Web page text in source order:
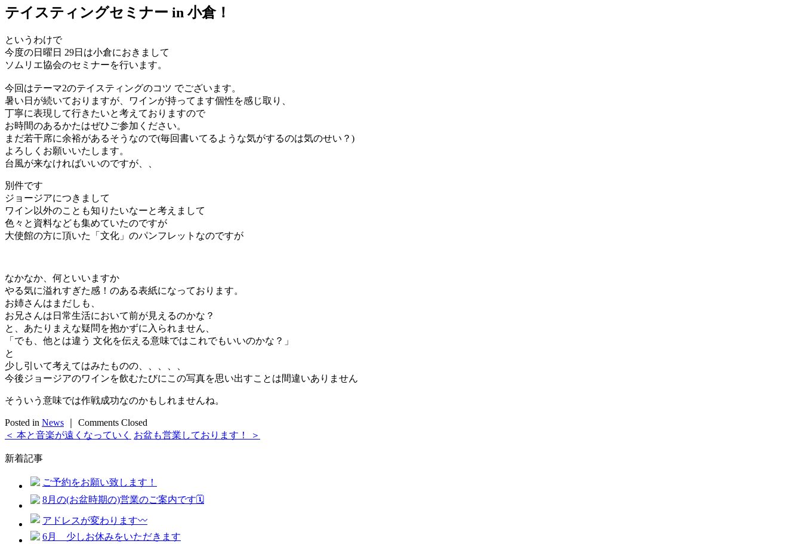
テイスティングセミナー in 小倉！
というわけで
今度の日曜日 29日は小倉におきまして
ソムリエ協会のセミナーを行います。
今回はテーマ2のテイスティングのコツ でございます。
暑い日が続いておりますが、ワインが持ってます個性を感じ取り、
丁寧に表現して行きたいと考えておりますので
お時間のあるかたはぜひご参加ください。
まだ若干席に余裕があるそうなので(毎回書いてるような気がするのは気のせい？)
よろしくお願いいたします。
台風が来なければいいのですが、、
別件です
ジョージアにつきまして
ワイン以外のことも知りたいなーと考えまして
色々と資料なども集めていたのですが
大使館の方に頂いた「文化」のパンフレットなのですが
なかなか、何といいますか
やる気に溢れすぎた感！のある表紙になっております。
お姉さんはまだしも、
お兄さんは日常生活において前が見えるのかな？
と、あたりまえな疑問を抱かずに入られません、
「でも、他とは違う 文化を伝える意味ではこれでもいいのかな？」
と
少し引いて考えてはみたものの、、、、、
今後ジョージアのワインを飲むたびにこの写真を思い出すことは間違いありません
そういう意味では作戦成功なのかもしれませんね。
Posted in News
Comments Closed
＜ 本と音楽が遠くなっていく
お盆も営業しております！ ＞
新着記事
ご予約をお願い致します！
8月の(お盆時期の)営業のご案内です🗓️
アドレスが変わります〰️
6月 少しお休みをいただきます